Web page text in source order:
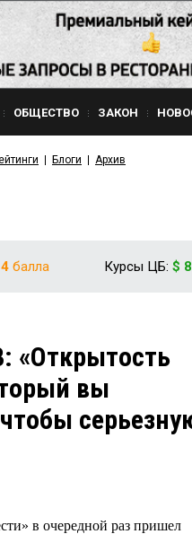
ОБЩЕСТВО ЗАКОН
Блоги Архив
4 балла Курсы ЦБ: $
вы
в очередной раз пришел